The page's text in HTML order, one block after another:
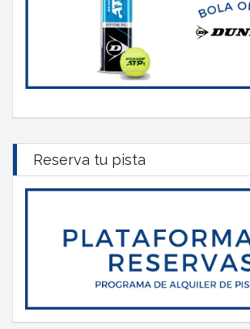
Reserva tu pista